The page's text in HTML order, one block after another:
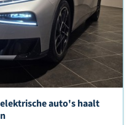
auto's haalt